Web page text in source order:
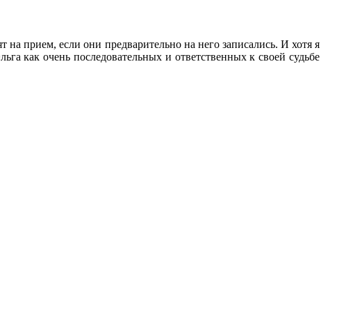
прием, если они предварительно на него записались. И хотя я
как очень последовательных и ответственных к своей судьбе